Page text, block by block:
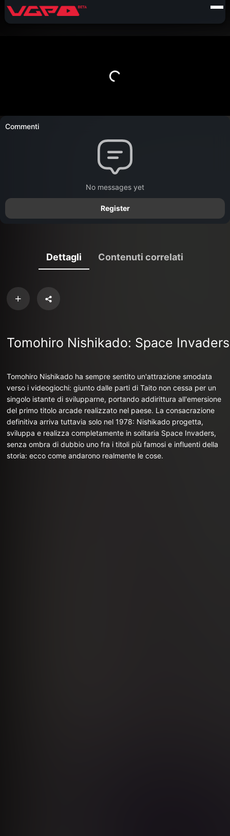
Commenti
No messages yet
Register
Dettagli Contenuti correlati
Tomohiro Nishikado: Space Invaders
Tomohiro Nishikado ha sempre sentito un'attrazione smodata
verso i videogiochi: giunto dalle parti di Taito non cessa per un
singolo istante di svilupparne, portando addirittura all'emersione
del primo titolo arcade realizzato nel paese. La consacrazione
definitiva arriva tuttavia solo nel 1978: Nishikado progetta,
sviluppa e realizza completamente in solitaria Space Invaders,
senza ombra di dubbio uno fra i titoli più famosi e influenti della
storia: ecco come andarono realmente le cose.